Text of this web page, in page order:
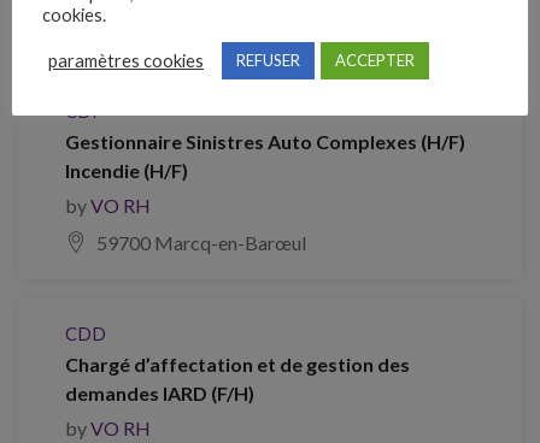
93380 Saint-Denis
CDI
Gestionnaire Sinistres Auto Complexes (H/F)
Incendie (H/F)
byVO RH
59700 Marcq-en-Barœul
CDD
Chargé d’affectation et de gestion des
demandes IARD (F/H)
byVO RH
cookies.
paramètres cookies REFUSER ACCEPTER